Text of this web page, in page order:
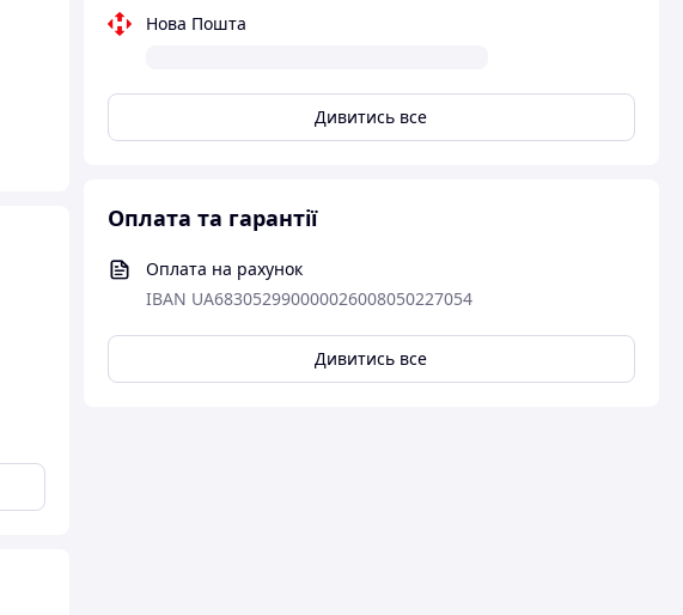
Нова Пошта
Дивитись все
Оплата та гарантії
Оплата на рахунок
IBAN UA683052990000026008050227054
Дивитись все